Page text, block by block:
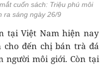
cuốn sách: Triệu phú môi
ra sáng ngày 26/9
tại Việt Nam hiện nay
đến chị bán trà đá
người môi giới. Còn tại